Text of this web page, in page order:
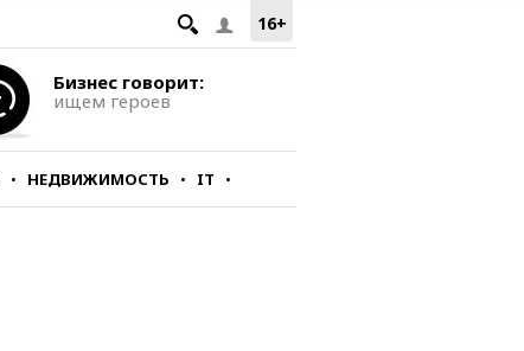
16+
Бизнес говорит:
ищем героев
НЕДВИЖИМОСТЬ IT